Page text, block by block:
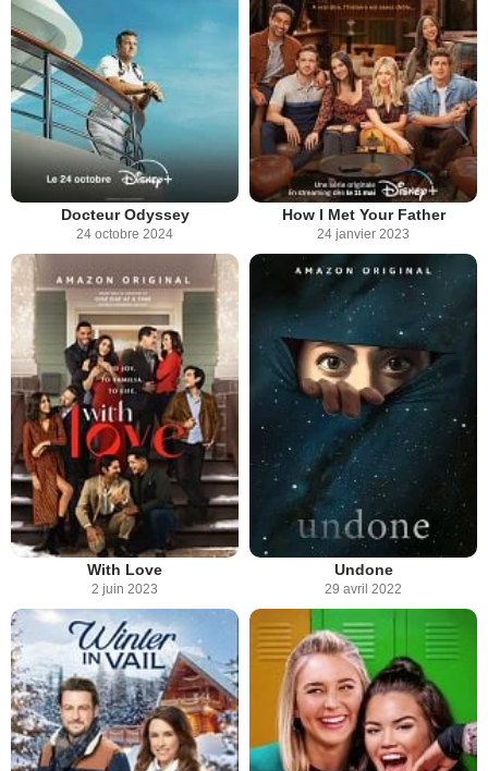
Docteur Odyssey
24 octobre 2024
How I Met Your Father
24 janvier 2023
With Love
2 juin 2023
Undone
29 avril 2022